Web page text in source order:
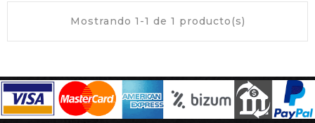
Mostrando 1-1 de 1 producto(s)